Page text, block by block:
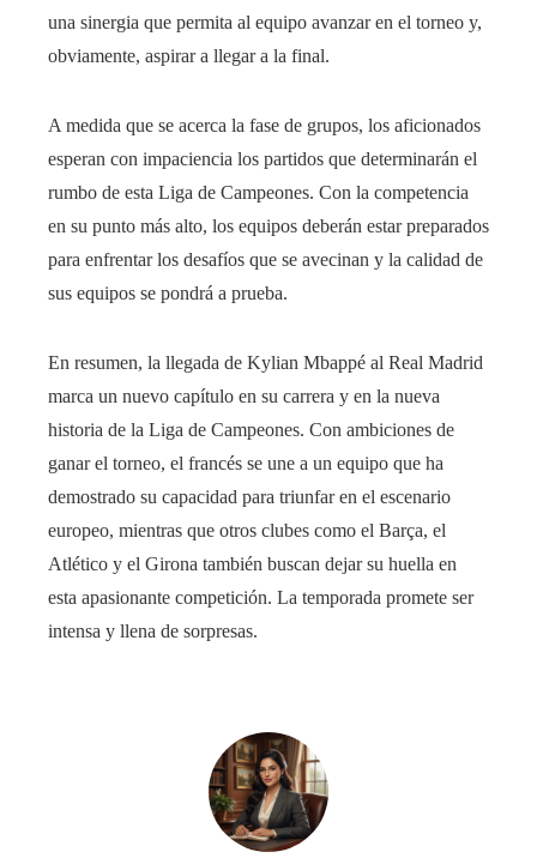
una sinergia que permita al equipo avanzar en el torneo y,
obviamente, aspirar a llegar a la final.
A medida que se acerca la fase de grupos, los aficionados
esperan con impaciencia los partidos que determinarán el
rumbo de esta Liga de Campeones. Con la competencia
en su punto más alto, los equipos deberán estar preparados
para enfrentar los desafíos que se avecinan y la calidad de
sus equipos se pondrá a prueba.
En resumen, la llegada de Kylian Mbappé al Real Madrid
marca un nuevo capítulo en su carrera y en la nueva
historia de la Liga de Campeones. Con ambiciones de
ganar el torneo, el francés se une a un equipo que ha
demostrado su capacidad para triunfar en el escenario
europeo, mientras que otros clubes como el Barça, el
Atlético y el Girona también buscan dejar su huella en
esta apasionante competición. La temporada promete ser
intensa y llena de sorpresas.